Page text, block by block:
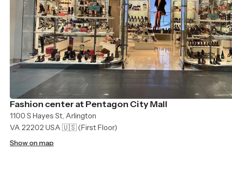
Fashion center at Pentagon City Mall
1100 S Hayes St, Arlington
VA 22202 USA 🇺🇸(First Floor)
Show on map